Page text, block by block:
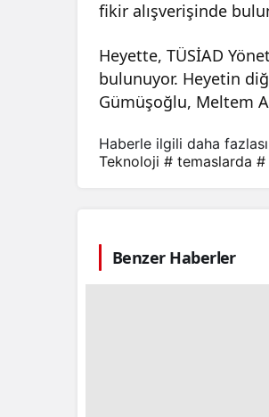
fikir alışverişinde
Heyette, TÜSİAD
bulunuyor. Heyetin
Gümüşoğlu, Meltem
Haberle ilgili daha
Teknoloji # temaslarda #
Benzer Haberler